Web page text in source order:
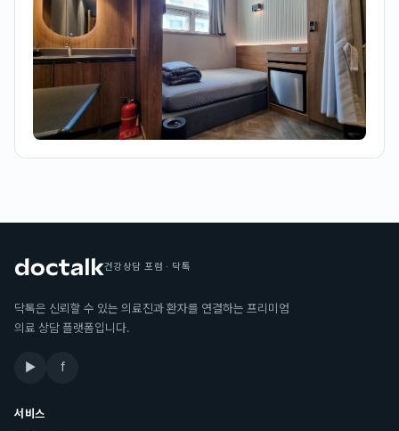
건강상담 포럼 · 닥톡
닥톡은 신뢰할 수 있는 의료진과 환자를 연결하는 프리미엄
의료 상담 플랫폼입니다.
▶ f
서비스